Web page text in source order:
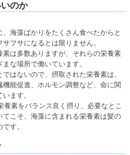
のか
海藻ばかりをたくさん食べたからと
フサになるとは限りません。
は多数ありますが、それらの栄養素
な場所で働いています。
はないので、摂取された栄養素は、
機能促進、ホルモン調整など、命に関
ます。
素をバランス良く摂り、必要なとこ
こそ、海藻に含まれる栄養素は髪の
す。